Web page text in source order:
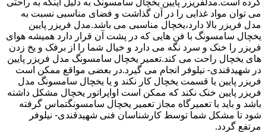
کرده است.مدلفریزر پایین یخچال سامسونگ به دلیل اینکه به راحتی
می توان مواد غذایی را در آن گذاشت و فضای مناسبی نسبت به
مدل فریزر بالا دارد،یخچال مناسبی می باشد.مدل فریزر پایین
یخچال سامسونگ با فن هایی که در پشت آن قرار دارد همیشه هوای
فریزر را خنک و سرد نگه می دارد و خیال شما را از برفک و یخ زدن
های یخچال راحت می کند.تعمیر یخچال سامسونگ مدل فریزر پایین
در شهیدقندی- نیلوفر انجام می گیرد.در بعضی مواقع ممکن است
فریزر پایین یا قسمت یخچال کار نکند و یا یخچال سامسونگ مدل
فریزر پایین خنک نکند که ممکن است اواپراتور یخچال مشکل داشته
باشد و باید با تعمیرگاه مجاز تعمیر یخچال سامسونگتماس گرفته
شود تا مشکل شما توسط کارشناسان فنی شهیدقندی- نیلوفر
مرتفع گردد.